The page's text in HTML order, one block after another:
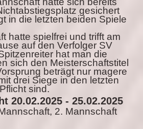
gesichert
in die letzten beiden Spiele
hatte spielfrei und trifft am
auf den Verfolger SV
hat man die
sich den Meisterschaftstitel
beträgt nur magere
drei Siege in den letzten
sind.
20.02.2025 - 25.02.2025
2. Mannschaft